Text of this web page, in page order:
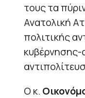
τους τα
Ανατολική
πολιτικής
κυβέρνησης-
Ο κ.